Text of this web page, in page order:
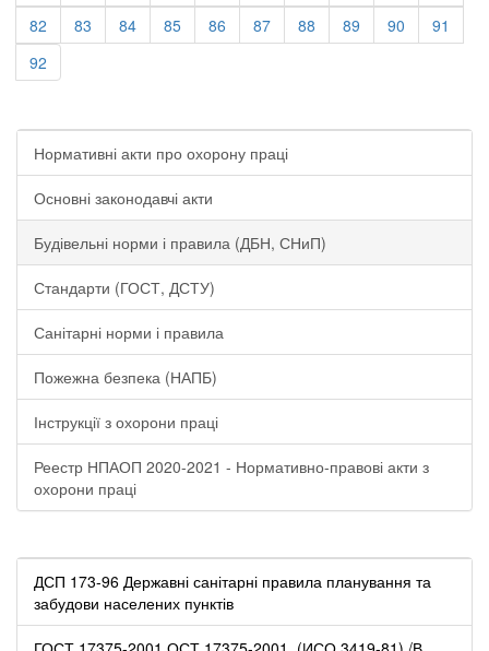
82
83 84 85 86 87 88 89 90
91
92
Нормативні акти про охорону праці
Основні законодавчі акти
Будівельні норми і правила (ДБН, СНиП)
Стандарти (ГОСТ, ДСТУ)
Санітарні норми і правила
Пожежна безпека (НАПБ)
Інструкції з охорони праці
Реестр НПАОП 2020-2021 - Нормативно-правові акти з
охорони праці
ДСП 173-96 Державні санітарні правила планування та
забудови населених пунктів